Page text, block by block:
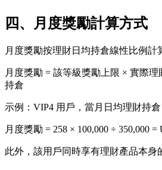
四、月度獎勵計算方式
月度獎勵按理財日均持倉線性比例計
月度獎勵 = 該等級獎勵上限 × 實際
持倉
示例 ：VIP4 用戶，當月日均理財持倉
月度獎勵 = 258 × 100,000 ÷ 350,000 =
此外，該用戶同時享有理財產品本身